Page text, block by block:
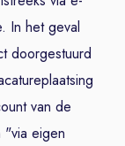
In het geval
doorgestuurd
van de
"via eigen